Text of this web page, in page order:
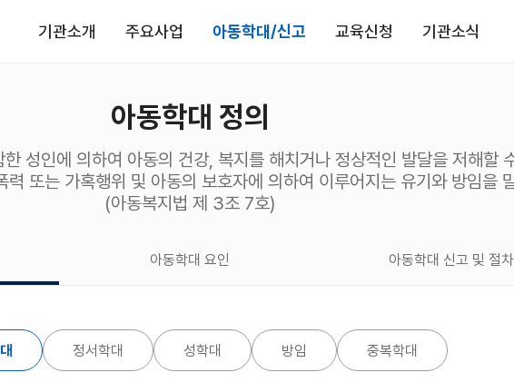
기관소개 주요사업 아동학대/신고 교육신청 기관소식
아동학대 정의
성인에 의하여 아동의 건강, 복지를 해치거나 정상적인 발달을 저해할
력 또는 가혹행위 및 아동의 보호자에 의하여 이루어지는 유기와 방임을
(아동복지법 제 3조 7호)
아동학대 요인 아동학대 신고 및 절차
정서학대 성학대 방임 중복학대